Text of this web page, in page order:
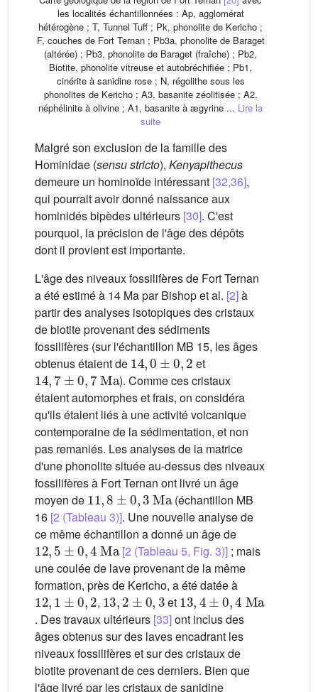
les localités échantillonnées : Ap, agglomérat
hétérogène ; T, Tunnel Tuff ; Pk, phonolite de Kericho ;
F, couches de Fort Ternan ; Pb3a, phonolite de Baraget
(altérée) ; Pb3, phonolite de Baraget (fraîche) ; Pb2,
Biotite, phonolite vitreuse et autobréchifiée ; Pb1,
cinérite à sanidine rose ; N, régolithe sous les
phonolites de Kericho ; A3, basanite zéolitisée ; A2,
néphélinite à olivine ; A1, basanite à ægyrine ... Lire la
suite
Malgré son exclusion de la famille des
Hominidae (sensu stricto), Kenyapithecus
demeure un hominoïde intéressant [32,36],
qui pourrait avoir donné naissance aux
hominidés bipèdes ultérieurs [30]. C'est
pourquoi, la précision de l'âge des dépôts
dont il provient est importante.
L'âge des niveaux fossilifères de Fort Ternan
a été estimé à 14 Ma par Bishop et al. [2]à
partir des analyses isotopiques des cristaux
de biotite provenant des sédiments
fossilifères (sur l'échantillon MB 15, les âges
obtenus étaient de
14,0±0 2
et
14,7±0,7Ma
). Comme ces cristaux
étaient automorphes et frais, on considéra
qu'ils étaient liés à une activité volcanique
contemporaine de la sédimentation, et non
pas remaniés. Les analyses de la matrice
d'une phonolite située au-dessus des niveaux
fossilifères à Fort Ternan ont livré un âge
moyen de
11,8± 0,3Ma
(échantillon MB
16 [2 (Tableau 3)]. Une nouvelle analyse de
ce même échantillon a donné un âge de
12,5±0,4Ma
[2 (Tableau 5, Fig. 3)] ; mais
une coulée de lave provenant de la même
formation, près de Kericho, a été datée à
12,1±0,2
,
13,2±0,3
et
13,4±0,4Ma
. Des travaux ultérieurs [33]ont inclus des
âges obtenus sur des laves encadrant les
niveaux fossilifères et sur des cristaux de
biotite provenant de ces derniers. Bien que
l'âge livré par les cristaux de sanidine